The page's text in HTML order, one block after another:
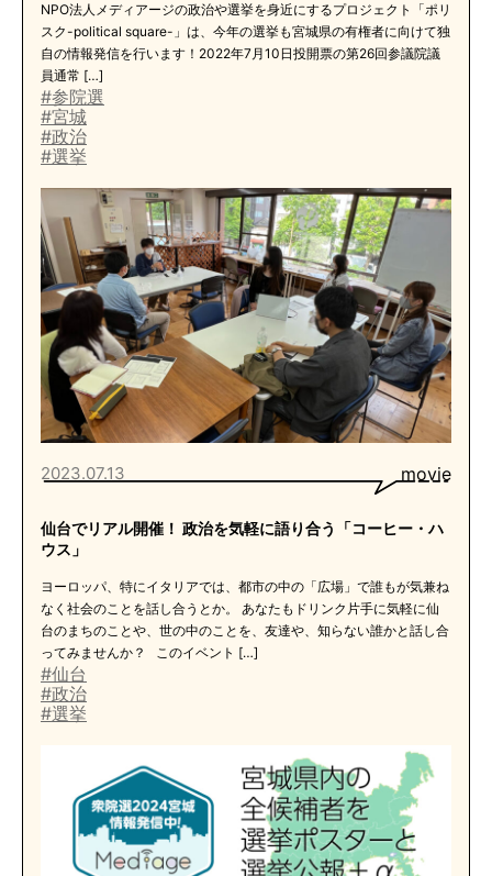
NPO法人メディアージの政治や選挙を身近にするプロジェクト「ポリ
スク-political square-」は、今年の選挙も宮城県の有権者に向けて独
自の情報発信を行います！2022年7月10日投開票の第26回参議院議
員通常 […]
#参院選
#宮城
#政治
#選挙
2023.07.13 movie
仙台でリアル開催！ 政治を気軽に語り合う「コーヒー・ハ
ウス」
ヨーロッパ、特にイタリアでは、都市の中の「広場」で誰もが気兼ね
なく社会のことを話し合うとか。 あなたもドリンク片手に気軽に仙
台のまちのことや、世の中のことを、友達や、知らない誰かと話し合
ってみませんか？ このイベント […]
#仙台
#政治
#選挙